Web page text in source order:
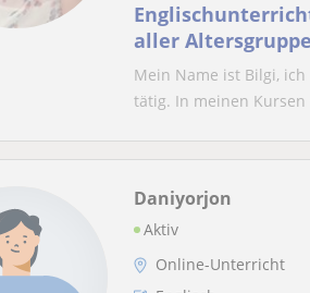
aller Altersgruppen Individuelle
Englischkurse
Mein Name ist Bilgi,
tätig. In meinen
Daniyorjon
Aktiv
Online-Unterricht